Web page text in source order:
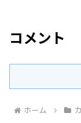
コメント
ホーム